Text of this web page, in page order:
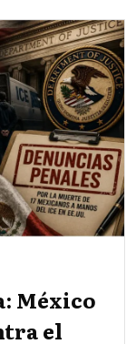
México
el